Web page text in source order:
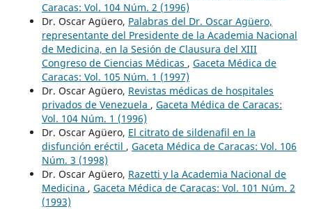
Caracas: Vol. 104 Núm. 2 (1996)
Dr. Oscar Agüero, Palabras del Dr. Oscar Agüero,
representante del Presidente de la Academia Nacional
de Medicina, en la Sesión de Clausura del XIII
Congreso de Ciencias Médicas , Gaceta Médica de
Caracas: Vol. 105 Núm. 1 (1997)
Dr. Oscar Agüero, Revistas médicas de hospitales
privados de Venezuela , Gaceta Médica de Caracas:
Vol. 104 Núm. 1 (1996)
Dr. Oscar Agüero, El citrato de sildenafil en la
disfunción eréctil , Gaceta Médica de Caracas: Vol. 106
Núm. 3 (1998)
Dr. Oscar Agüero, Razetti y la Academia Nacional de
Medicina , Gaceta Médica de Caracas: Vol. 101 Núm. 2
(1993)